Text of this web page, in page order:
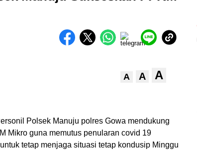
A A A
Polsek Manuju polres Gowa mendukung
Mikro guna memutus penularan covid 19
tetap menjaga situasi tetap kondusip Minggu